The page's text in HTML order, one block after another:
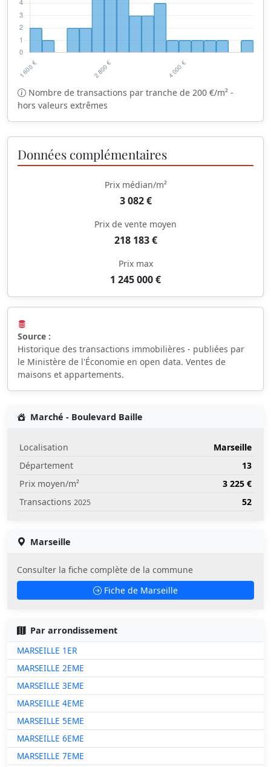
Nombre de transactions par tranche de 200 €/m² -
hors valeurs extrêmes
Données complémentaires
Prix médian/m²
3 082 €
Prix de vente moyen
218 183 €
Prix max
1 245 000 €
Source :
Historique des transactions immobilières - publiées par
le Ministère de l'Économie en open data. Ventes de
maisons et appartements.
Marché - Boulevard Baille
Localisation
Marseille
Département
13
Prix moyen/m²
3 225 €
Transactions 2025 52
Marseille
Consulter la fiche complète de la commune
Fiche de Marseille
Par arrondissement
MARSEILLE 1ER
MARSEILLE 2EME
MARSEILLE 3EME
MARSEILLE 4EME
MARSEILLE 5EME
MARSEILLE 6EME
MARSEILLE 7EME